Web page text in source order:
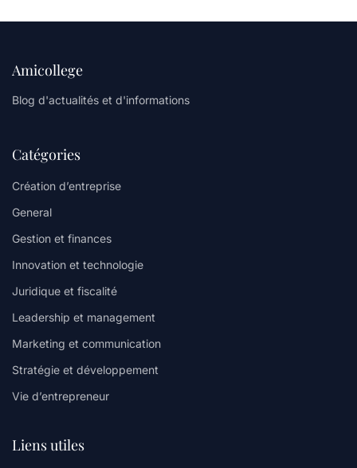
Amicollege
Blog d'actualités et d'informations
Catégories
Création d’entreprise
General
Gestion et finances
Innovation et technologie
Juridique et fiscalité
Leadership et management
Marketing et communication
Stratégie et développement
Vie d’entrepreneur
Liens utiles